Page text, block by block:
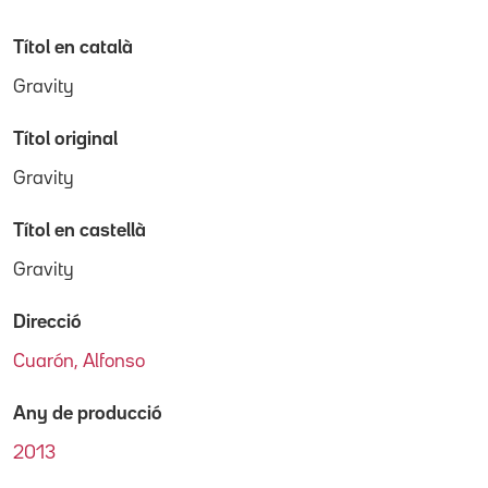
Títol en català
Gravity
Títol original
Gravity
Títol en castellà
Gravity
Direcció
Cuarón, Alfonso
Any de producció
2013